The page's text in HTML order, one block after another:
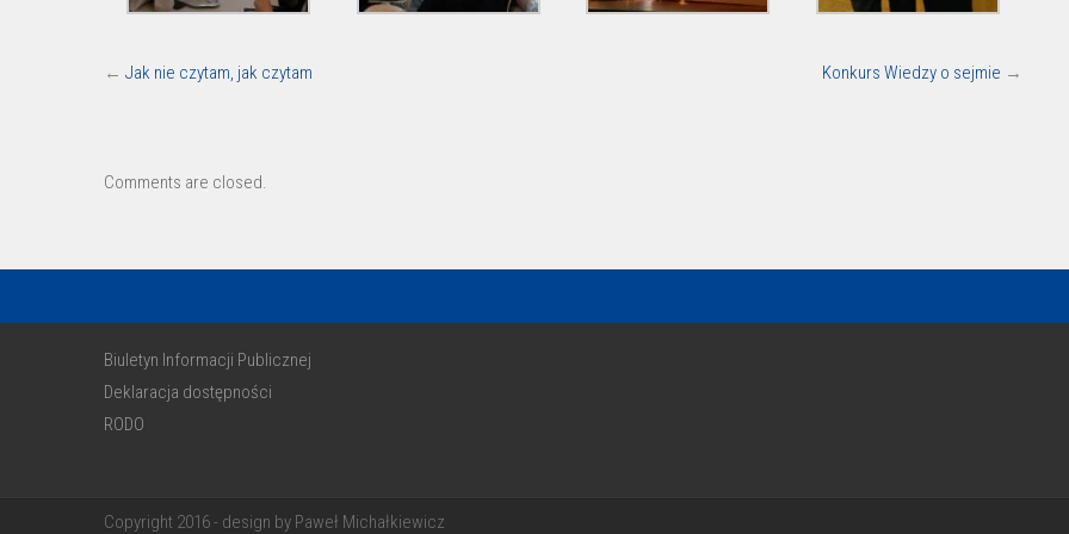
← Jak nie czytam, jak czytam Konkurs Wiedzy o sejmie →
Comments are closed.
Biuletyn Informacji Publicznej
Deklaracja dostępności
RODO
Copyright 2016 - design by Paweł Michałkiewicz